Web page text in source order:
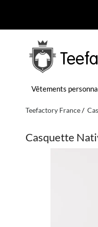
Vêtements
Teefactory France
Casquette